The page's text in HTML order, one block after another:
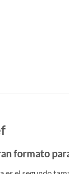
formato